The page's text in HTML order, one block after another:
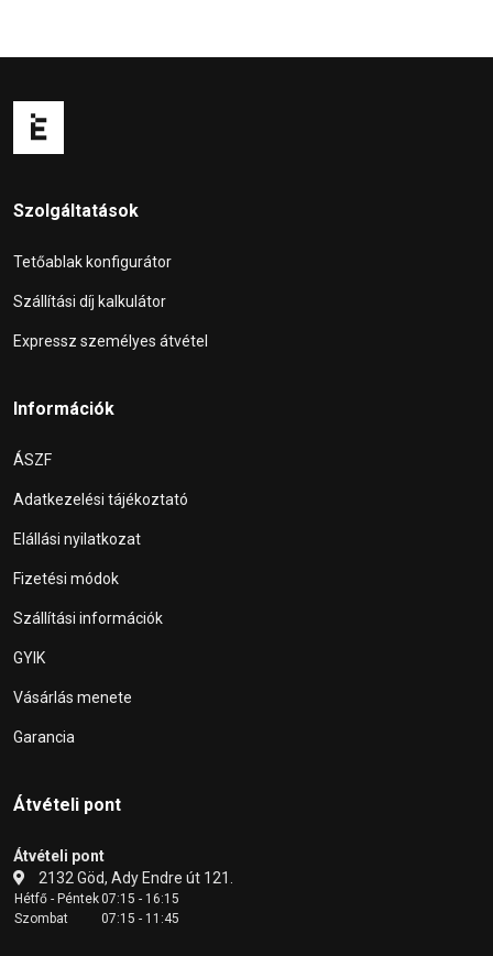
Szolgáltatások
Tetőablak konfigurátor
Szállítási díj kalkulátor
Expressz személyes átvétel
Információk
ÁSZF
Adatkezelési tájékoztató
Elállási nyilatkozat
Fizetési módok
Szállítási információk
GYIK
Vásárlás menete
Garancia
Átvételi pont
Átvételi pont
2132 Göd, Ady Endre út 121.
Hétfő - Péntek07:15 - 16:15
Szombat
07:15 - 11:45